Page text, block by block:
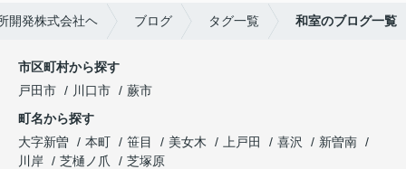
開発株式会社ヘ ブログ タグ一覧 和室のブログ一覧
市区町村から探す
戸田市
川口市
蕨市
町名から探す
大字新曽
本町 笹目 美女木 上戸田 喜沢
新曽南
川岸
芝樋ノ爪
芝塚原